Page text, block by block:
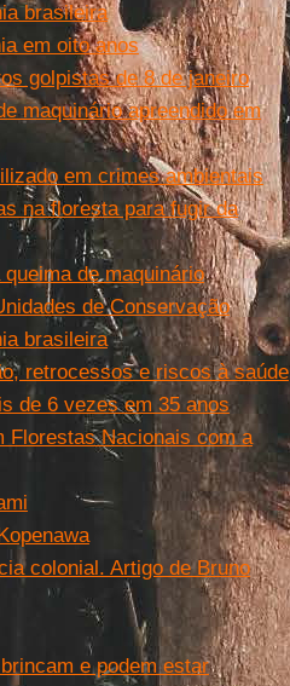
brasileira
em oito anos
golpistas de 8 de janeiro
maquinário apreendido em
em crimes ambientais
na floresta para fugir da
de maquinário
de Conservação
brasileira
retrocessos e riscos à saúde
de 6 vezes em 35 anos
Florestas Nacionais com a
colonial. Artigo de Bruno
e podem estar